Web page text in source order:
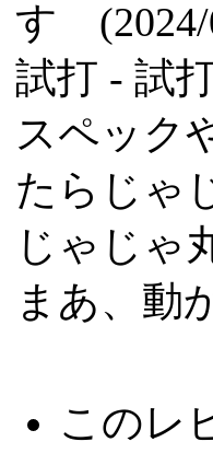
す (2024/
試打 - 試
スペック
たらじゃ
じゃじゃ
まあ、動
このレ